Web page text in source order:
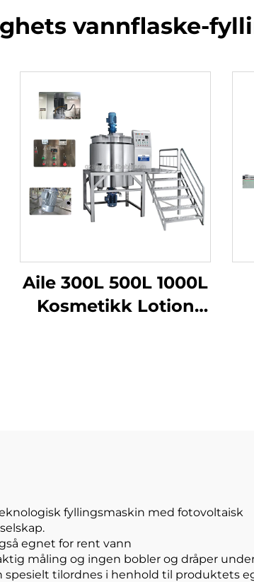
vannflaske-
Aile 300L 500L 1000L
Kosmetikk Lotion
fyllingsmaskin med fotovoltaisk
egnet for rent vann
måling og ingen bobler og dråper
tilordnes i henhold til produktets